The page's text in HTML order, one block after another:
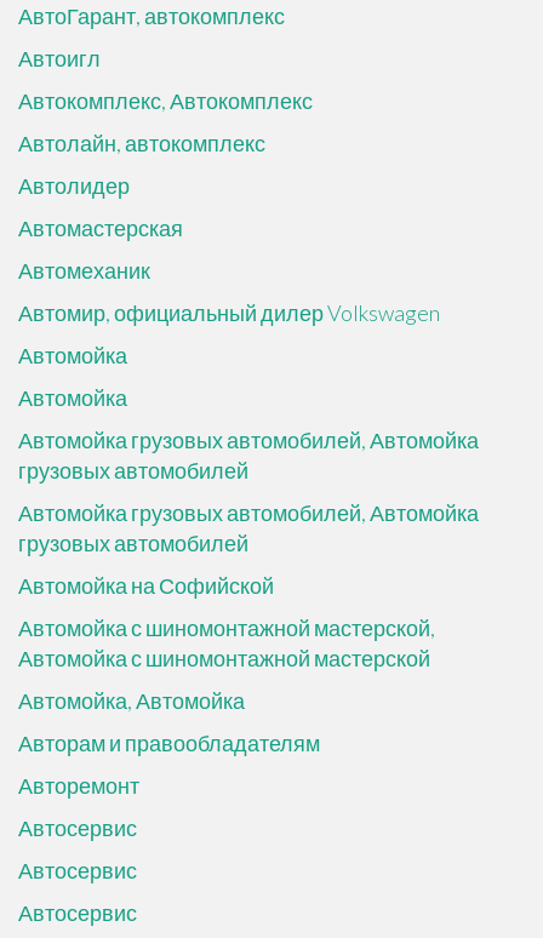
АвтоГарант, автокомплекс
Автоигл
Автокомплекс, Автокомплекс
Автолайн, автокомплекс
Автолидер
Автомастерская
Автомеханик
Автомир, официальный дилер Volkswagen
Автомойка
Автомойка
Автомойка грузовых автомобилей, Автомойка
грузовых автомобилей
Автомойка грузовых автомобилей, Автомойка
грузовых автомобилей
Автомойка на Софийской
Автомойка с шиномонтажной мастерской,
Автомойка с шиномонтажной мастерской
Автомойка, Автомойка
Авторам и правообладателям
Авторемонт
Автосервис
Автосервис
Автосервис